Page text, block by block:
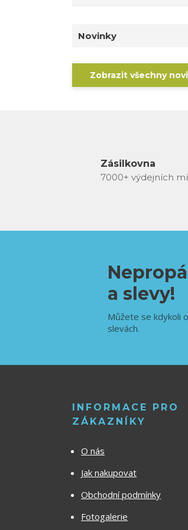
Novinky
Zobrazit všechny
Zásilkovna
7000+ výdejních
a slevy!
Můžete se kdykoli
slevách.
INFORMACE PRO
ZÁKAZNÍKY
O nás
Jak nakupovat
Obchodní podmínky
Fotogalerie